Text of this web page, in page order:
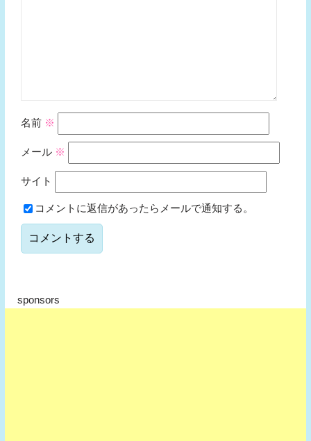
名前 ※
メール ※
サイト
コメントに返信があったらメールで通知する。
sponsors